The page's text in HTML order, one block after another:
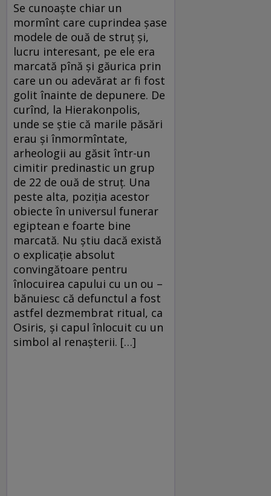
Se cunoaște chiar un
mormînt care cuprindea șase
modele de ouă de struț și,
lucru interesant, pe ele era
marcată pînă și găurica prin
care un ou adevărat ar fi fost
golit înainte de depunere. De
curînd, la Hierakonpolis,
unde se știe că marile păsări
erau și înmormîntate,
arheologii au găsit într-un
cimitir predinastic un grup
de 22 de ouă de struț. Una
peste alta, poziția acestor
obiecte în universul funerar
egiptean e foarte bine
marcată. Nu știu dacă există
o explicație absolut
convingătoare pentru
înlocuirea capului cu un ou –
bănuiesc că defunctul a fost
astfel dezmembrat ritual, ca
Osiris, și capul înlocuit cu un
simbol al renașterii. […]